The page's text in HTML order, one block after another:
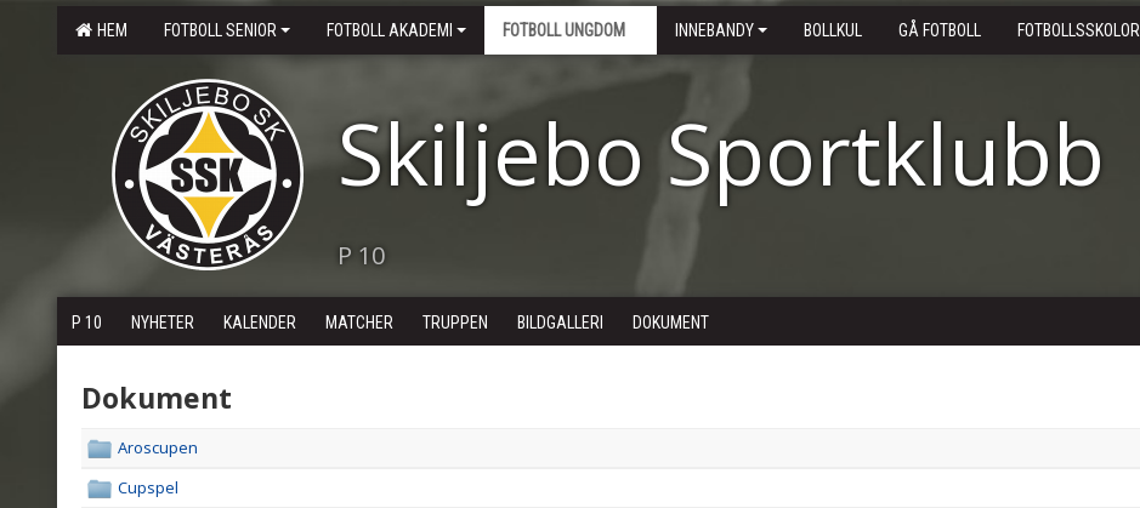
HEM FOTBOLL SENIOR FOTBOLL AKADEMI FOTBOLL UNGDOM INNEBANDY BOLLKUL GÅ FOTBOLL FOTBOLLSSKOLOR
Skiljebo Sportklubb
P 10
P 10 NYHETER KALENDER MATCHER TRUPPEN BILDGALLERI DOKUMENT
Dokument
Aroscupen
Cupspel